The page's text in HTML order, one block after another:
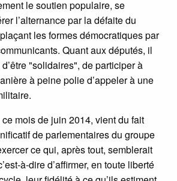
le soutien populaire, se
l’alternance par la défaite du
les formes démocratiques par
Quant aux députés, il
"solidaires", de participer à
à peine polie d’appeler à une
mois de juin 2014, vient du fait
de parlementaires du groupe
ce qui, après tout, semblerait
à-dire d’affirmer, en toute liberté